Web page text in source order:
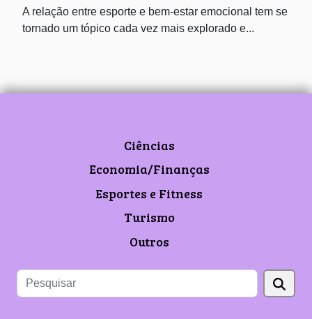
A relação entre esporte e bem-estar emocional tem se
tornado um tópico cada vez mais explorado e...
Ciências
Economia/Finanças
Esportes e Fitness
Turismo
Outros